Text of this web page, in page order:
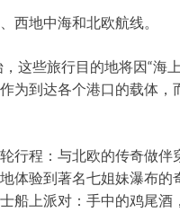
西地中海和北欧航线。
这些旅行目的地将因“海
为到达各个港口的载体
行程：与北欧的传奇做
体验到著名七姐妹瀑布
船上派对：手中的鸡尾酒